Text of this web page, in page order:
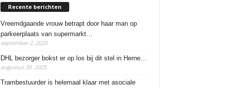
Recente berichten
Vreemdgaande vrouw betrapt door haar man op
parkeerplaats van supermarkt…
september 2, 2025
DHL bezorger bokst er op los bij dit stel in Herne…
augustus 30, 2025
Trambestuurder is helemaal klaar met asociale